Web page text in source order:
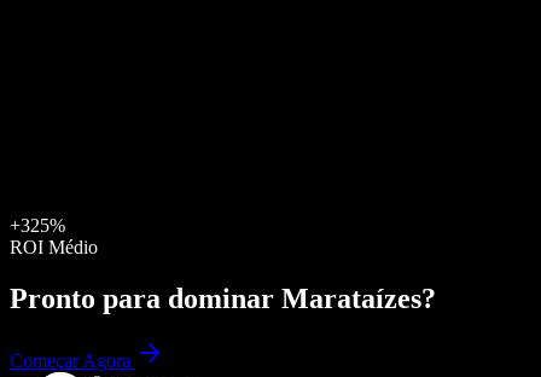
+325%
ROI Médio
Pronto para dominar Marataízes?
Começar Agora